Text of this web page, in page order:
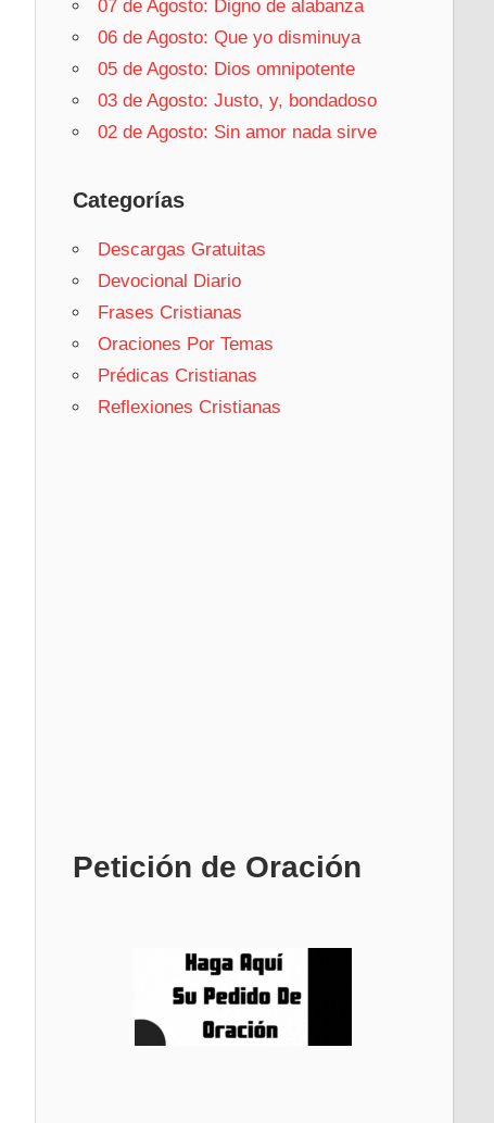
07 de Agosto: Digno de alabanza
06 de Agosto: Que yo disminuya
05 de Agosto: Dios omnipotente
03 de Agosto: Justo, y, bondadoso
02 de Agosto: Sin amor nada sirve
Categorías
Descargas Gratuitas
Devocional Diario
Frases Cristianas
Oraciones Por Temas
Prédicas Cristianas
Reflexiones Cristianas
Petición de Oración